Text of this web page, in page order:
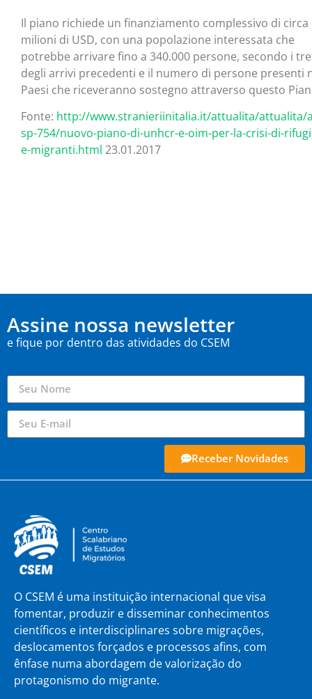
Il piano richiede un finanziamento complessivo di circa
milioni di USD, con una popolazione interessata che
potrebbe arrivare fino a 340.000 persone, secondo i
degli arrivi precedenti e il numero di persone presenti
Paesi che riceveranno sostegno attraverso questo
Fonte: http://www.stranieriinitalia.it/attualita/attualita/
sp-754/nuovo-piano-di-unhcr-e-oim-per-la-crisi-di-
e-migranti.html 23.01.2017
Assine nossa newsletter
e fique por dentro das atividades do CSEM
Receber Novidades
O CSEM é uma instituição internacional que visa
fomentar, produzir e disseminar conhecimentos
científicos e interdisciplinares sobre migrações,
deslocamentos forçados e processos afins, com
ênfase numa abordagem de valorização do
protagonismo do migrante.